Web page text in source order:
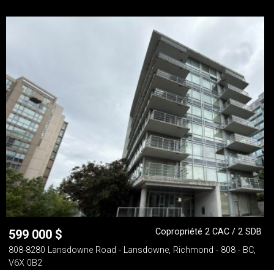
599 000 $
Copropriété 2 CAC / 2 SDB
808-8280 Lansdowne Road - Lansdowne, Richmond - 808 - BC,
V6X 0B2